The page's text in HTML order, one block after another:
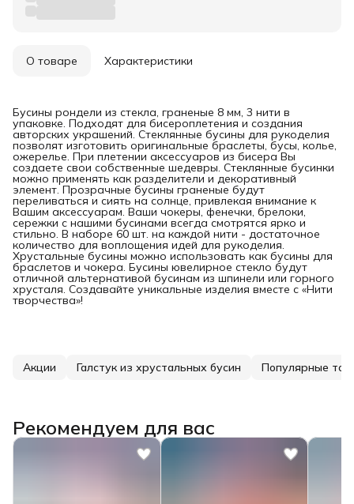
О товаре Характеристики
Бусины рондели из стекла, граненые 8 мм, 3 нити в
упаковке. Подходят для бисероплетения и создания
авторских украшений. Стеклянные бусины для рукоделия
позволят изготовить оригинальные браслеты, бусы, колье,
ожерелье. При плетении аксессуаров из бисера Вы
создаете свои собственные шедевры. Стеклянные бусинки
можно применять как разделители и декоративный
элемент. Прозрачные бусины граненые будут
переливаться и сиять на солнце, привлекая внимание к
Вашим аксессуарам. Ваши чокеры, фенечки, брелоки,
сережки с нашими бусинами всегда смотрятся ярко и
стильно. В наборе 60 шт. на каждой нити - достаточное
количество для воплощения идей для рукоделия.
Хрустальные бусины можно использовать как бусины для
браслетов и чокера. Бусины ювелирное стекло будут
отличной альтернативой бусинам из шпинели или горного
хрусталя. Создавайте уникальные изделия вместе с «Нити
творчества»!
Акции Галстук из хрустальных бусин Популярные
Рекомендуем для вас